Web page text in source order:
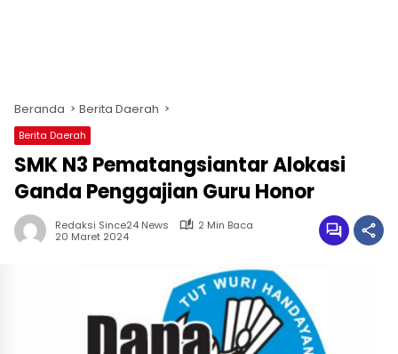
Beranda Berita Daerah
Berita Daerah
SMK N3 Pematangsiantar Alokasi
Ganda Penggajian Guru Honor
Redaksi Since24 News
2 Min Baca
20 Maret 2024